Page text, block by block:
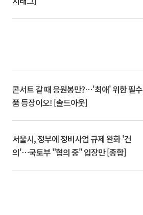
콘서트 갈 때 응원봉만?⋯'최애' 위한 필수
품 등장이오! [솔드아웃]
서울시, 정부에 정비사업 규제 완화 '건
의'⋯국토부 "협의 중" 입장만 [종합]